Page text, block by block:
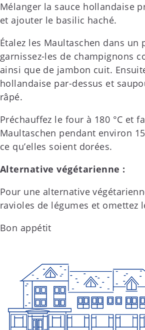
Mélanger la sauce hollandaise
et ajouter le basilic haché.
Étalez les Maultaschen dans un
garnissez-les de champignons
ainsi que de jambon cuit.
hollandaise par-dessus et
râpé.
Préchauffez le four à 180 °C et
Maultaschen pendant environ
ce qu’elles soient dorées.
Alternative végétarienne :
Pour une alternative
ravioles de légumes et omettez
Bon appétit